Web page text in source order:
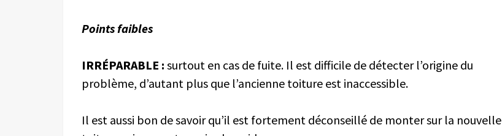
Points faibles
IRRÉPARABLE : surtout en cas de fuite. Il est difficile de détecter l’origine du
problème, d’autant plus que l’ancienne toiture est inaccessible.
Il est aussi bon de savoir qu’il est fortement déconseillé de monter sur la nouvelle